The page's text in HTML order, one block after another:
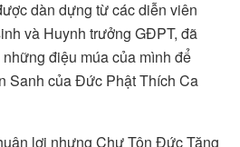
dàn dựng từ các diễn viên
và Huynh trưởng GĐPT, đã
điệu múa của mình để
Sanh của Đức Phật Thích Ca
lợi nhưng Chư Tôn Đức Tăng